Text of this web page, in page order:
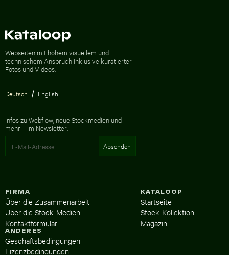
Webseiten mit hohem visuellem und
technischem Anspruch inklusive kuratierter
Fotos und Videos.
Deutsch English
Infos zu Webflow, neue Stockmedien und
mehr – im Newsletter:
KATALOOP
Startseite
Stock-Kollektion
Magazin
FIRMA
Über die Zusammenarbeit
Über die Stock-Medien
Kontaktformular
ANDERES
Geschäftsbedingungen
Lizenzbedingungen